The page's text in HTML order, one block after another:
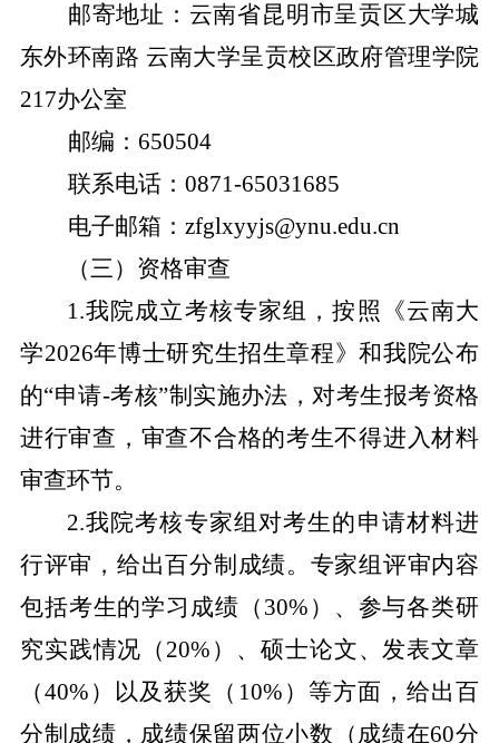
邮寄地址：云南省昆明市呈贡区大学城
东外环南路 云南大学呈贡校区政府管理学院
217办公室
邮编： 650504
联系电话： 0871-65031685
电子邮箱： zfglxyyjs@ynu.edu.cn
（三） 资格审查
1.我院成立考核专家组 ，按照《云南大
学2026年博士研究生招生章程》和我院公布
的“申请-考核”制实施办法 ，对考生报考资格
进行审查，审查不合格的考生不得进入材料
审查环节。
2.我院考核专家组对考生的申请材料进
行评审，给出百分制成绩。 专家组评审内容
包括考生的学习成绩（ 30% ）、参与各类研
究实践情况（ 20% ）、硕士论文、发表文章
（40% ）以及获奖（ 10% ） 等方面，给出百
分制成绩，成绩保留两位小数（成绩在60分